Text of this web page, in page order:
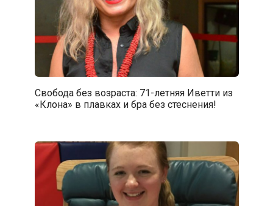
Свобода без возраста: 71-летняя Иветти из
«Клона» в плавках и бра без стеснения!